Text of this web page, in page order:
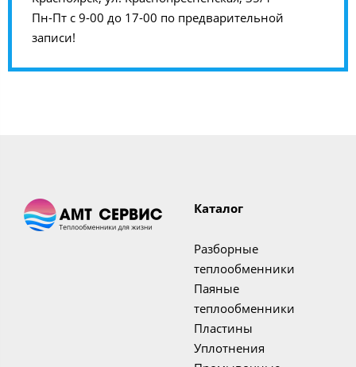
Пн-Пт с 9-00 до 17-00 по предварительной
записи!
Каталог
Разборные
теплообменники
Паяные
теплообменники
Пластины
Уплотнения